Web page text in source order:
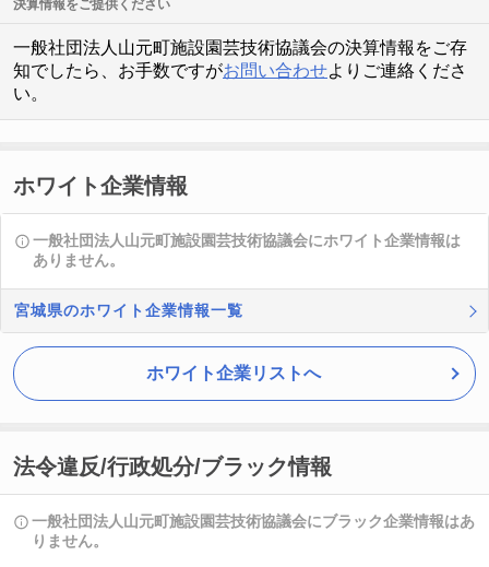
決算情報をご提供ください
一般社団法人山元町施設園芸技術協議会の決算情報をご存
知でしたら、お手数ですがお問い合わせよりご連絡くださ
い。
ホワイト企業情報
一般社団法人山元町施設園芸技術協議会にホワイト企業情報は
ありません。
宮城県のホワイト企業情報一覧
ホワイト企業リストへ
法令違反/行政処分/ブラック情報
一般社団法人山元町施設園芸技術協議会にブラック企業情報はあ
りません。